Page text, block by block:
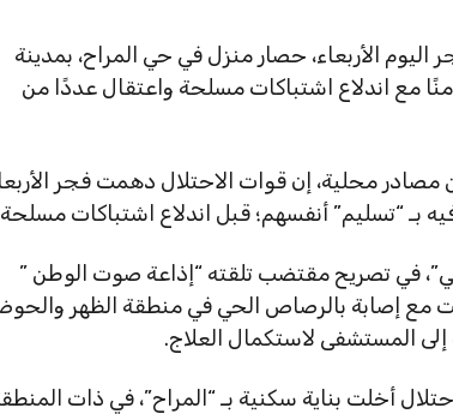
اليوم الأربعاء، حصار منزل في حي المراح، بمدينة
مع اندلاع اشتباكات مسلحة واعتقال عددًا من
محلية، إن قوات الاحتلال دهمت فجر
بـ “تسليم” أنفسهم؛ قبل اندلاع اشتباكات
في تصريح مقتضب تلقته “إذاعة صوت الوطن ”
مع إصابة بالرصاص الحي في منطقة الظهر
أخلت بناية سكنية بـ “المراح”، في ذات